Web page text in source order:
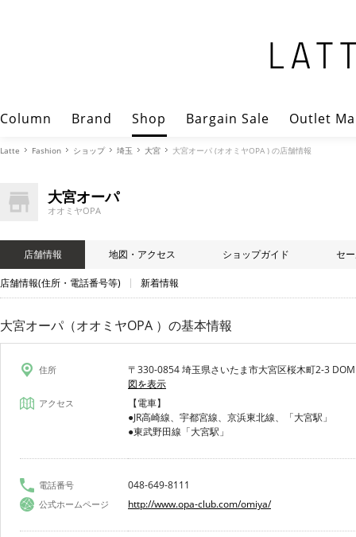
Column Brand Shop Bargain Sale Outlet
Latte Fashion ショップ 埼玉 大宮 大宮オーパ (オオミヤOPA ) の店舗情報
大宮オーパ
オオミヤOPA
店舗情報 地図・アクセス ショップガイド セ
店舗情報(住所・電話番号等) 新着情報
大宮オーパ（オオミヤOPA ） の基本情報
住所
〒330-0854 埼玉県さいたま市大宮区桜木町2-3
図を表示
アクセス
【電車】
●JR高崎線、宇都宮線、京浜東北線、「大宮駅」
●東武野田線「大宮駅」
電話番号 048-649-8111
公式ホームページ http://www.opa-club.com/omiya/